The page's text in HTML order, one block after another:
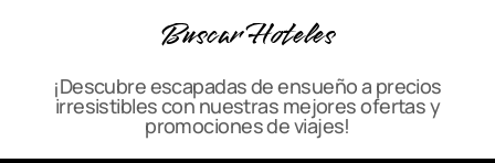
Buscar Hoteles
¡Descubre escapadas de ensueño a precios
irresistibles con nuestras mejores ofertas y
promociones de viajes!